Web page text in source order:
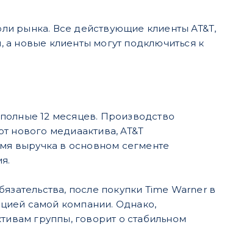
рынка. Все действующие клиенты AT&T,
новые клиенты могут подключиться к
полные 12 месяцев. Производство
нового медиаактива, AT&T
выручка в основном сегменте
после покупки Time Warner в
самой компании. Однако,
группы, говорит о стабильном